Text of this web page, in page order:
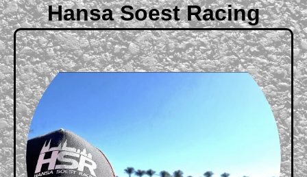
Hansa Soest Racing